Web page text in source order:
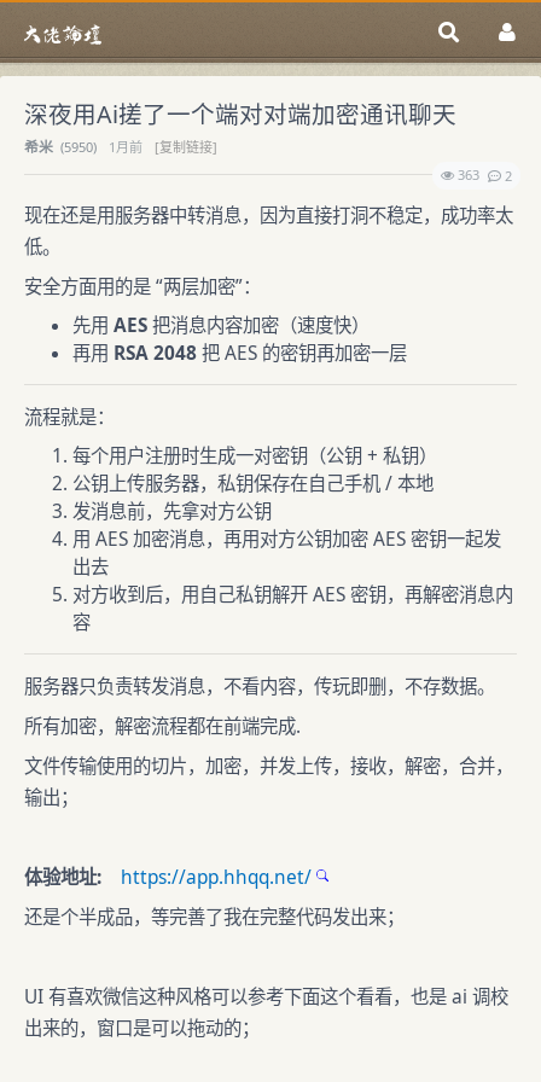
深夜用Ai搓了一个端对对端加密通讯聊天
希米 (5950) 1月前
[复制链接]
363
2
现在还是用服务器中转消息，因为直接打洞不稳定，成功率太
低。
安全方面用的是 “两层加密”：
先用 AES把消息内容加密（速度快）
再用 RSA 2048把 AES 的密钥再加密一层
流程就是：
每个用户注册时生成一对密钥（公钥 + 私钥）
公钥上传服务器，私钥保存在自己手机 / 本地
发消息前，先拿对方公钥
用 AES 加密消息，再用对方公钥加密 AES 密钥一起发
出去
对方收到后，用自己私钥解开 AES 密钥，再解密消息内
容
服务器只负责转发消息，不看内容，传玩即删，不存数据。
所有加密，解密流程都在前端完成.
文件传输使用的切片，加密，并发上传，接收，解密，合并，
输出；
体验地址: https://app.hhqq.net/
还是个半成品，等完善了我在完整代码发出来；
UI 有喜欢微信这种风格可以参考下面这个看看，也是 ai 调校
出来的，窗口是可以拖动的；